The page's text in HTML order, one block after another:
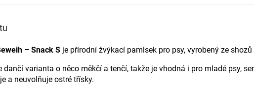
– Snack S je přírodní žvýkací pamlsek pro psy, vyrobený ze
dančí varianta o něco měkčí a tenčí, takže je vhodná i pro mladé psy,
a neuvolňuje ostré třísky.